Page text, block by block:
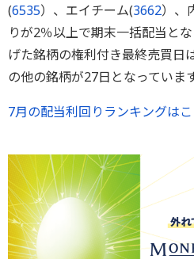
(6535）、エイチーム(3662）、
りが2％以上で期末一括配当と
げた銘柄の権利付き最終売買日
の他の銘柄が27日となっています
7月の配当利回りランキングはこ